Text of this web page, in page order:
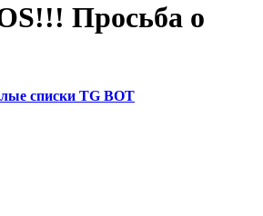
Просьба о
списки TG BOT